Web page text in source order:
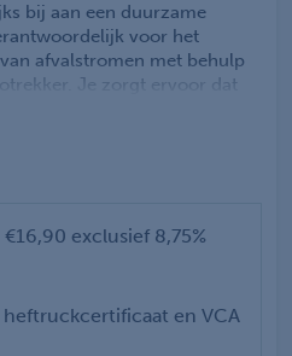
bij aan een duurzame
voor het
afvalstromen met behulp
Je zorgt ervoor dat
bijdraagt aan een
van 40 uur per
en verantwoordelijk te werk
exclusief 8,75%
en VCA